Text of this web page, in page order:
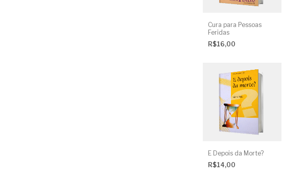
Cura para Pessoas
Feridas
R$16,00
E Depois da Morte?
R$14,00